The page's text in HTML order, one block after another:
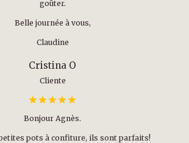
goûter.
Belle journée à vous,
Claudine
Cristina O
Cliente
Bonjour Agnès.
pots à confiture, ils sont parfaits!